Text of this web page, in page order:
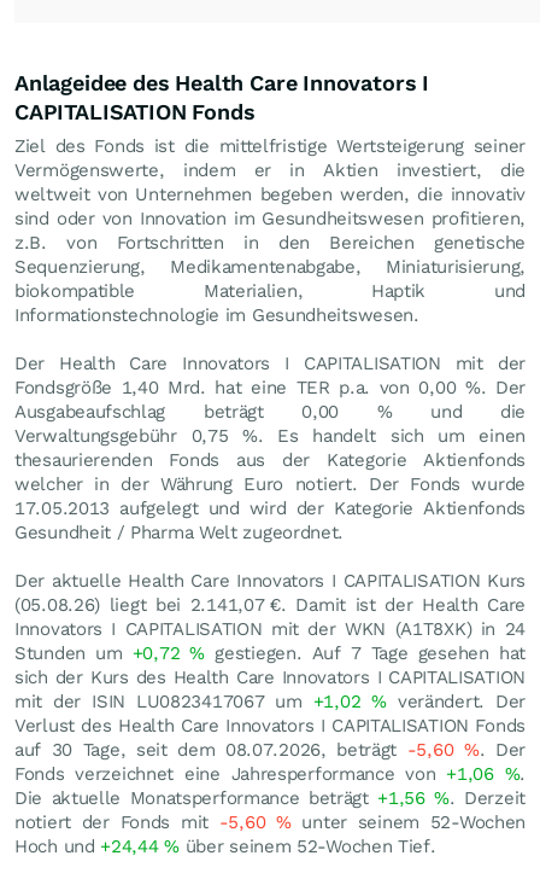
Anlageidee des Health Care Innovators I
CAPITALISATION Fonds
Ziel des Fonds ist die mittelfristige Wertsteigerung seiner
Vermögenswerte, indem er in Aktien investiert, die
weltweit von Unternehmen begeben werden, die innovativ
sind oder von Innovation im Gesundheitswesen profitieren,
z.B. von Fortschritten in den Bereichen genetische
Sequenzierung, Medikamentenabgabe, Miniaturisierung,
biokompatible Materialien, Haptik und
Informationstechnologie im Gesundheitswesen.
Der Health Care Innovators I CAPITALISATION mit der
Fondsgröße 1,40 Mrd. hat eine TER p.a. von 0,00 %. Der
Ausgabeaufschlag beträgt 0,00 % und die
Verwaltungsgebühr 0,75 %. Es handelt sich um einen
thesaurierenden Fonds aus der Kategorie Aktienfonds
welcher in der Währung Euro notiert. Der Fonds wurde
17.05.2013 aufgelegt und wird der Kategorie Aktienfonds
Gesundheit / Pharma Welt zugeordnet.
Der aktuelle Health Care Innovators I CAPITALISATION Kurs
(05.08.26) liegt bei 2.141,07 €. Damit ist der Health Care
Innovators I CAPITALISATION mit der WKN (A1T8XK) in 24
Stunden um +0,72% gestiegen. Auf 7 Tage gesehen hat
sich der Kurs des Health Care Innovators I CAPITALISATION
mit der ISIN LU0823417067 um +1,02%verändert. Der
Verlust des Health Care Innovators I CAPITALISATION Fonds
auf 30 Tage, seit dem 08.07.2026, beträgt -5,60 %. Der
Fonds verzeichnet eine Jahresperformance von +1,06 %.
Die aktuelle Monatsperformance beträgt +1,56%. Derzeit
notiert der Fonds mit -5,60 %unter seinem 52-Wochen
Hoch und +24,44%über seinem 52-Wochen Tief.